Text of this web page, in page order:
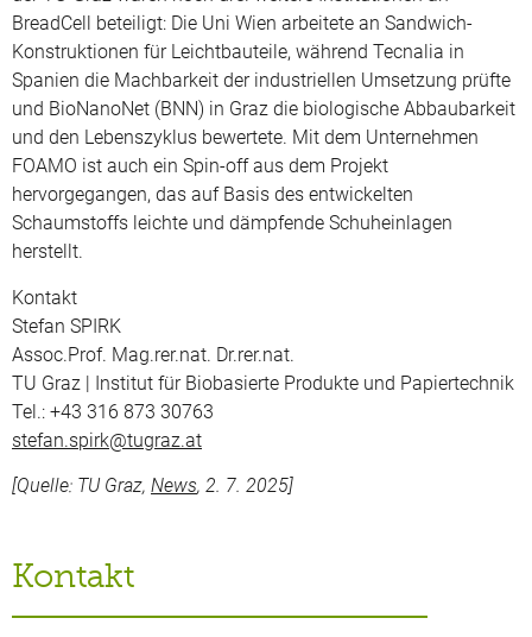
BreadCell beteiligt: Die Uni Wien arbeitete an Sandwich-
Konstruktionen für Leichtbauteile, während Tecnalia in
Spanien die Machbarkeit der industriellen Umsetzung prüfte
und BioNanoNet (BNN) in Graz die biologische Abbaubarkeit
und den Lebenszyklus bewertete. Mit dem Unternehmen
FOAMO ist auch ein Spin-off aus dem Projekt
hervorgegangen, das auf Basis des entwickelten
Schaumstoffs leichte und dämpfende Schuheinlagen
herstellt.
Kontakt
Stefan SPIRK
Assoc.Prof. Mag.rer.nat. Dr.rer.nat.
TU Graz | Institut für Biobasierte Produkte und Papiertechnik
Tel.: +43 316 873 30763
stefan.spirk@tugraz.at
[Quelle: TU Graz, News, 2. 7. 2025]
Kontakt